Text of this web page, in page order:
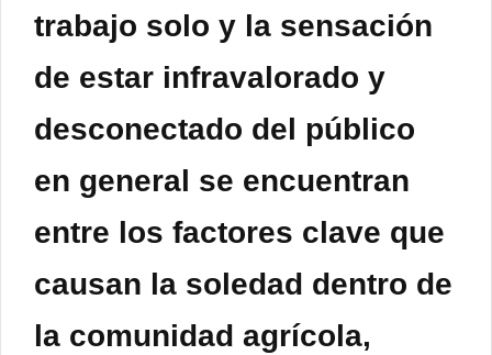
trabajo solo y la sensación
de estar infravalorado y
desconectado del público
en general se encuentran
entre los factores clave que
causan la soledad dentro de
la comunidad agrícola,